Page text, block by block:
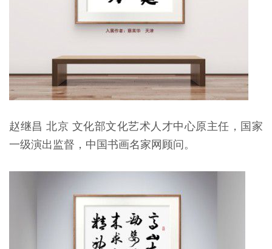
赵继昌 北京 文化部文化艺术人才中心原主任，国家
一级演出监督，中国书画名家网顾问。